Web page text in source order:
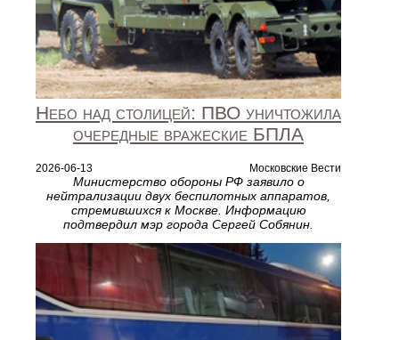
Небо над столицей: ПВО уничтожила
очередные вражеские БПЛА
2026-06-13 Московские Вести
Министерство обороны РФ заявило о
нейтрализации двух беспилотных аппаратов,
стремившихся к Москве. Информацию
подтвердил мэр города Сергей Собянин.